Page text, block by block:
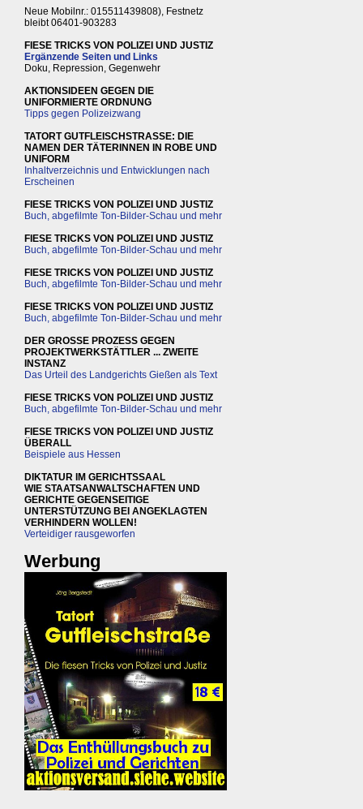
Neue Mobilnr.: 015511439808), Festnetz
bleibt 06401-903283
FIESE TRICKS VON POLIZEI UND JUSTIZ
Ergänzende Seiten und Links
Doku, Repression, Gegenwehr
AKTIONSIDEEN GEGEN DIE
UNIFORMIERTE ORDNUNG
Tipps gegen Polizeizwang
TATORT GUTFLEISCHSTRASSE: DIE
NAMEN DER TÄTERINNEN IN ROBE UND
UNIFORM
Inhaltverzeichnis und Entwicklungen nach
Erscheinen
FIESE TRICKS VON POLIZEI UND JUSTIZ
Buch, abgefilmte Ton-Bilder-Schau und mehr
FIESE TRICKS VON POLIZEI UND JUSTIZ
Buch, abgefilmte Ton-Bilder-Schau und mehr
FIESE TRICKS VON POLIZEI UND JUSTIZ
Buch, abgefilmte Ton-Bilder-Schau und mehr
FIESE TRICKS VON POLIZEI UND JUSTIZ
Buch, abgefilmte Ton-Bilder-Schau und mehr
DER GROSSE PROZESS GEGEN
PROJEKTWERKSTÄTTLER ... ZWEITE
INSTANZ
Das Urteil des Landgerichts Gießen als Text
FIESE TRICKS VON POLIZEI UND JUSTIZ
Buch, abgefilmte Ton-Bilder-Schau und mehr
FIESE TRICKS VON POLIZEI UND JUSTIZ
ÜBERALL
Beispiele aus Hessen
DIKTATUR IM GERICHTSSAAL
WIE STAATSANWALTSCHAFTEN UND
GERICHTE GEGENSEITIGE
UNTERSTÜTZUNG BEI ANGEKLAGTEN
VERHINDERN WOLLEN!
Verteidiger rausgeworfen
Werbung